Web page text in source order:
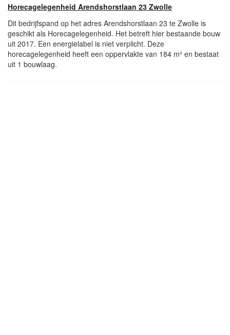
Horecagelegenheid Arendshorstlaan 23 Zwolle
Dit bedrijfspand op het adres Arendshorstlaan 23 te Zwolle is
geschikt als Horecagelegenheid. Het betreft hier bestaande bouw
uit 2017. Een energielabel is niet verplicht. Deze
horecagelegenheid heeft een oppervlakte van 184 m² en bestaat
uit 1 bouwlaag.